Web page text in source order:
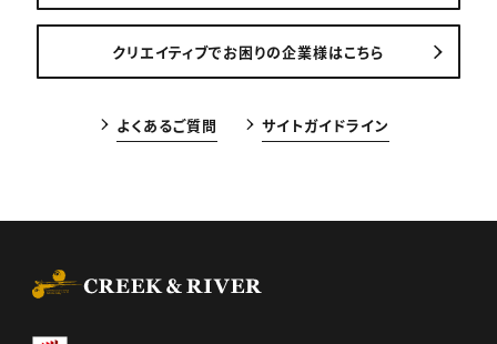
クリエイティブでお困りの企業様はこちら
よくあるご質問 サイトガイドライン